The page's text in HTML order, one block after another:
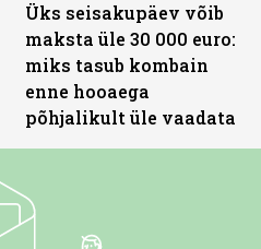
Üks seisakupäev võib
maksta üle 30 000 euro:
miks tasub kombain
enne hooaega
põhjalikult üle vaadata